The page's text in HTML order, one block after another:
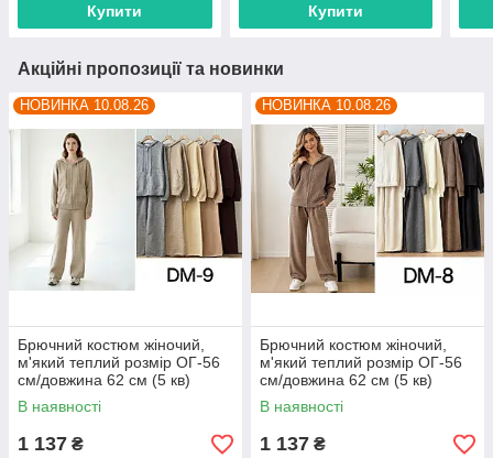
Купити Купити
Акційні пропозиції та новинки
НОВИНКА 10.08.26
Брючний костюм жіночий,
м'який теплий розмір OГ-56
см/довжина 62 см (5 кв)
"BETSY" недорого від
прямого постачальника
В наявності
1 137 ₴
НОВИНКА 10.08.26
Брючний костюм жіночий,
м'який теплий розмір OГ-56
см/довжина 62 см (5 кв)
"BETSY" недорого від
прямого постачальника
В наявності
1 137 ₴